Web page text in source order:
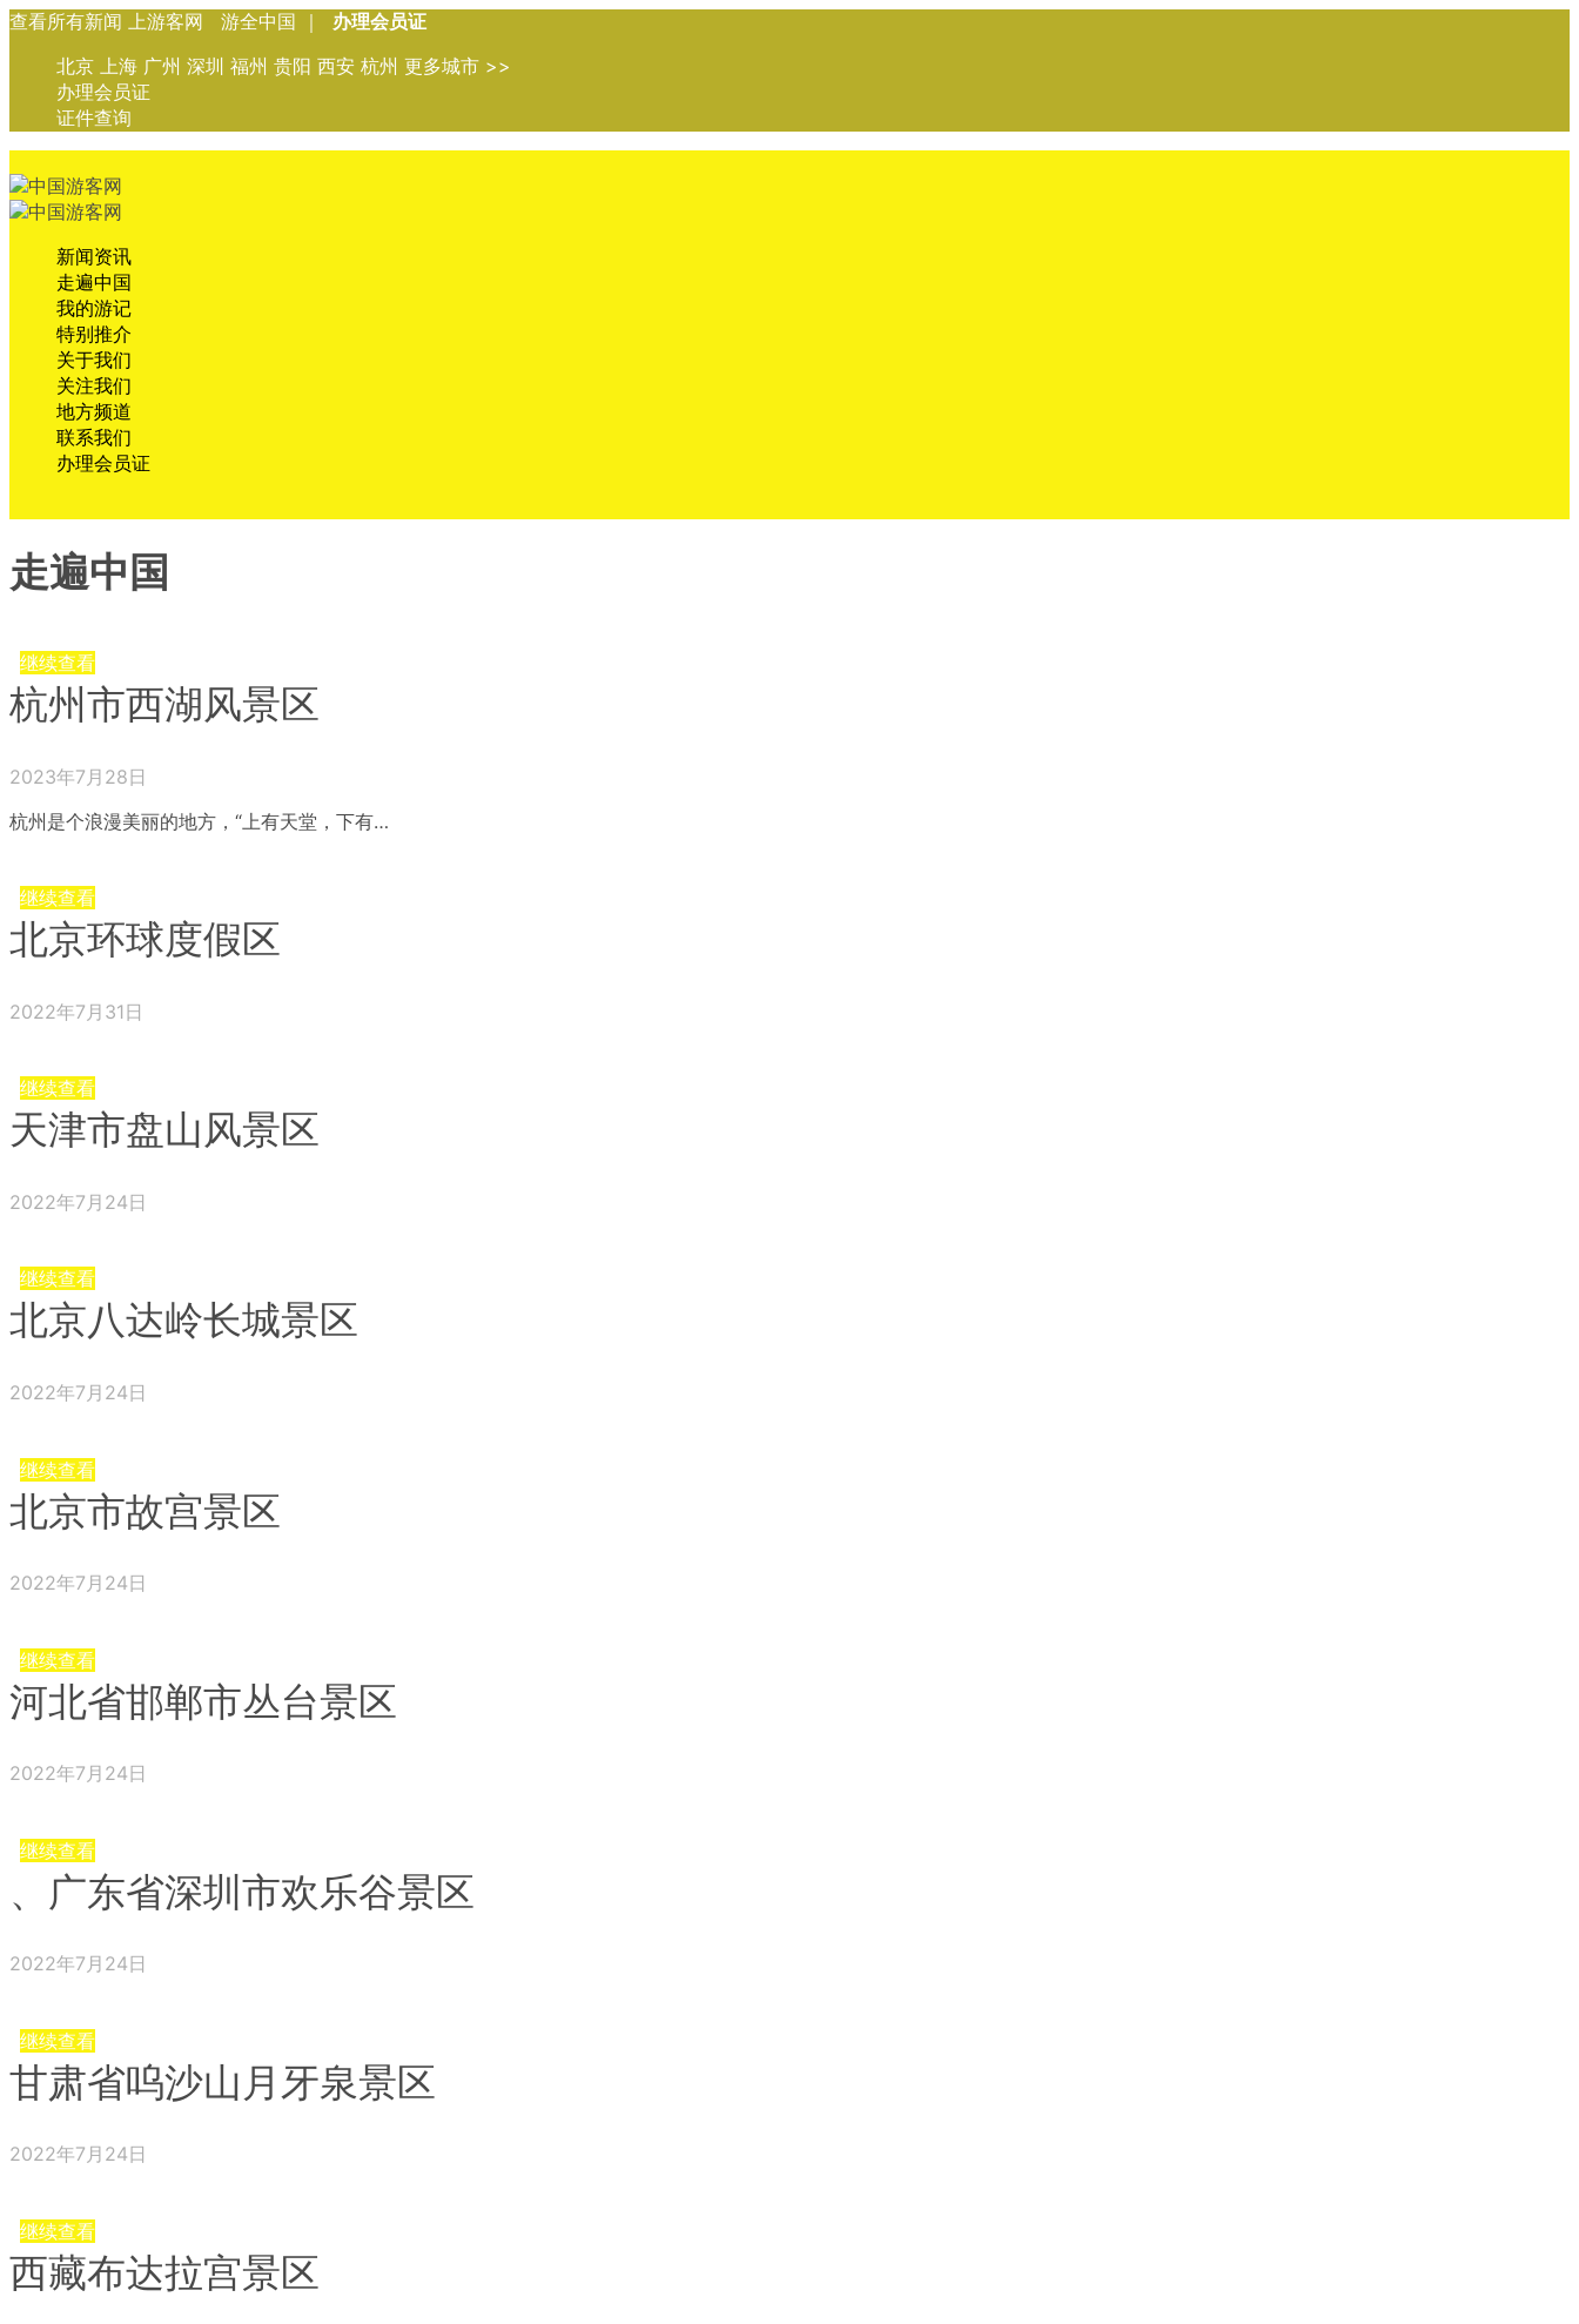
查看所有新闻 上游客网 游全中国 ｜
办理会员证
北京 上海 广州 深圳 福州 贵阳 西安 杭州 更多城市 >>
办理会员证
证件查询
新闻资讯
走遍中国
我的游记
特别推介
关于我们
关注我们
地方频道
联系我们
办理会员证
走遍中国
继续查看
杭州市西湖风景区
2023年7月28日
杭州是个浪漫美丽的地方，“上有天堂，下有…
继续查看
北京环球度假区
2022年7月31日
继续查看
天津市盘山风景区
2022年7月24日
继续查看
北京八达岭长城景区
2022年7月24日
继续查看
北京市故宫景区
2022年7月24日
继续查看
河北省邯郸市丛台景区
2022年7月24日
继续查看
、广东省深圳市欢乐谷景区
2022年7月24日
继续查看
甘肃省呜沙山月牙泉景区
2022年7月24日
继续查看
西藏布达拉宫景区